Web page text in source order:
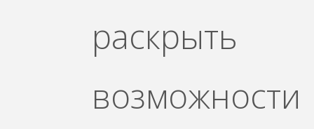
раскрыть
возможности